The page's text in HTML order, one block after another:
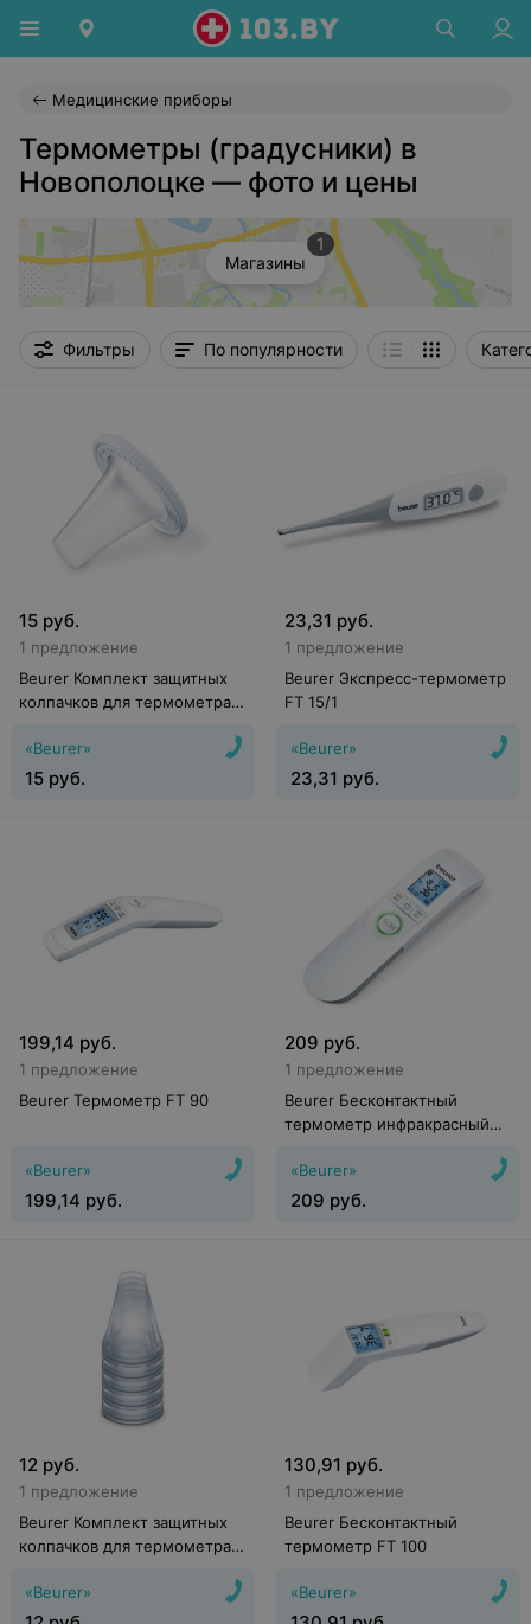
Медицинские приборы
Термометры (градусники) в
Новополоцке — фото и цены
Магазины
1
Фильтры По популярности
15 руб.
1 предложение
Beurer Комплект защитных
колпачков для термометра
«Beurer»
15 руб.
23,31 руб.
1 предложение
Beurer Экспресс-термометр
FT 15/1
«Beurer»
23,31 руб.
199,14 руб.
1 предложение
Beurer Термометр FT 90
«Beurer»
199,14 руб.
209 руб.
1 предложение
Beurer Бесконтактный
термометр инфракрасный
«Beurer»
209 руб.
12 руб.
1 предложение
Beurer Комплект защитных
колпачков для термометра
«Beurer»
130,91 руб.
1 предложение
Beurer Бесконтактный
термометр FT 100
«Beurer»